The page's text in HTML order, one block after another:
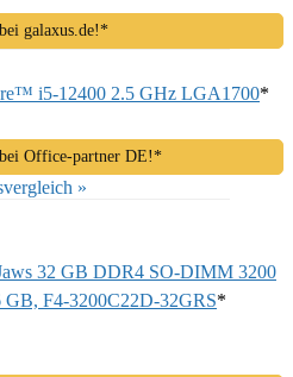
galaxus.de!*
i5-12400 2.5 GHz LGA1700*
Office-partner DE!*
»
32 GB DDR4 SO-DIMM 3200
F4-3200C22D-32GRS*